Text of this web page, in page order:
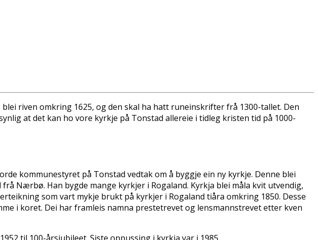
riven omkring 1625, og den skal ha hatt runeinskrifter frå 1300-tallet. Den
at det kan ho vore kyrkje på Tonstad allereie i tidleg kristen tid på 1000-
kommunestyret på Tonstad vedtak om å byggje ein ny kyrkje. Denne blei
Nærbø. Han bygde mange kyrkjer i Rogaland. Kyrkja blei måla kvit utvendig,
som vart mykje brukt på kyrkjer i Rogaland tiåra omkring 1850. Desse
i koret. Dei har framleis namna prestetrevet og lensmannstrevet etter kven